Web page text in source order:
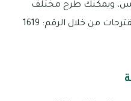
ويمكنك طرح مختلف
التساؤلات والاستفسارات أو المقترحات من خلال الرقم: 1619